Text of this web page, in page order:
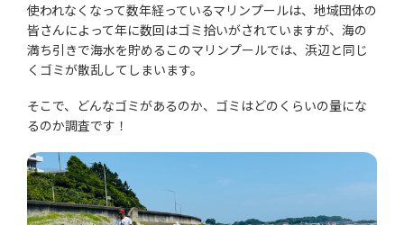
使われなくなって数年経っているマリンプールは、地域団体の
皆さんによって年に数回はゴミ拾いがされていますが、海の
満ち引きで海水を貯めるこのマリンプールでは、浜辺と同じ
くゴミが散乱してしまいます。
そこで、どんなゴミがあるのか、ゴミはどのくらいの量にな
るのか調査です！